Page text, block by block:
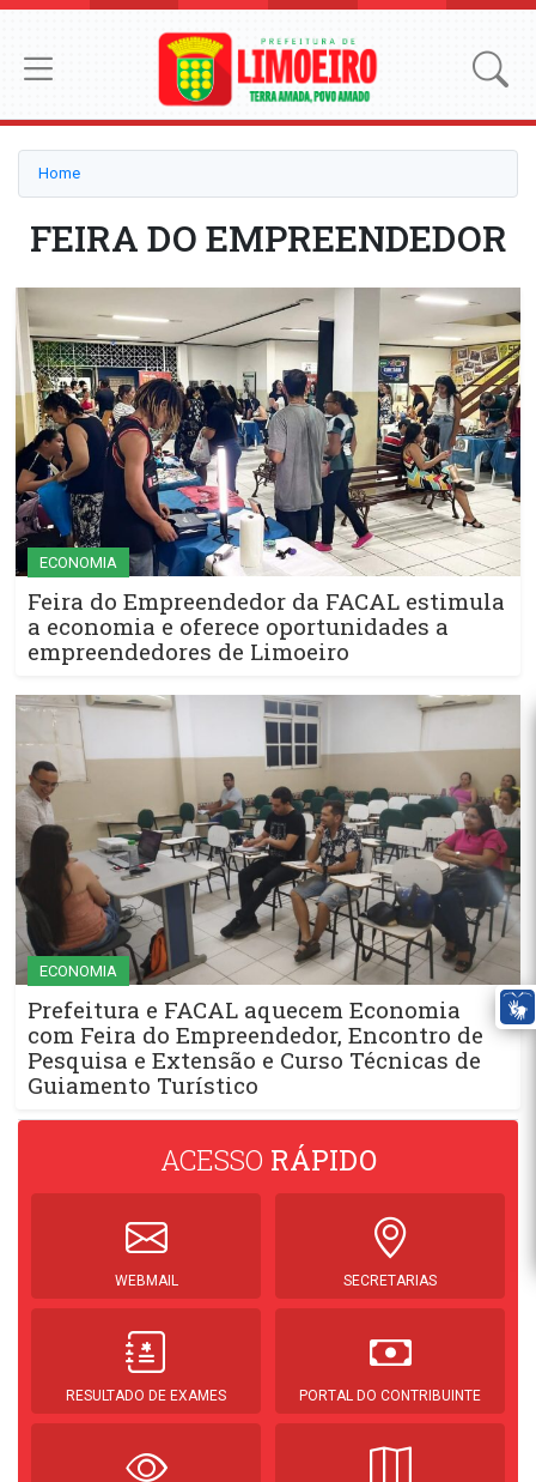
Home
FEIRA DO EMPREENDEDOR
ECONOMIA
Feira do Empreendedor da FACAL estimula
a economia e oferece oportunidades a
empreendedores de Limoeiro
ECONOMIA
Prefeitura e FACAL aquecem Economia
com Feira do Empreendedor, Encontro de
Pesquisa e Extensão e Curso Técnicas de
Guiamento Turístico
ACESSO RÁPIDO
WEBMAIL SECRETARIAS
RESULTADO DE EXAMES PORTAL DO CONTRIBUINTE